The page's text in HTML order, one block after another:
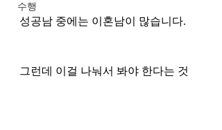
수행
성공남 중에는 이혼남이 많습니다.
그런데 이걸 나눠서 봐야 한다는 것